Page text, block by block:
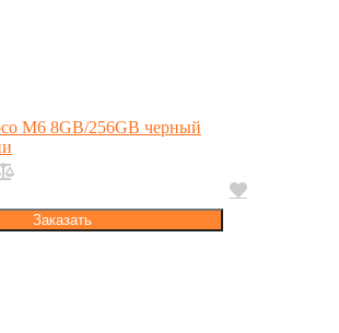
M6 8GB/256GB черный
Заказать